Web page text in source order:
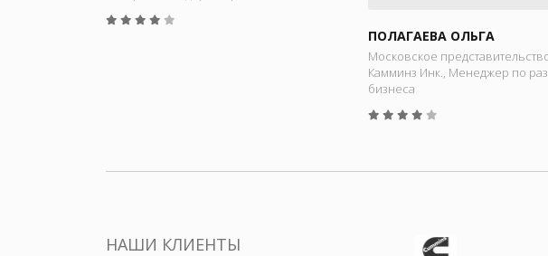
ПОЛАГАЕВА ОЛЬГА
Московское
Камминз Инк., Менеджер по
бизнеса
НАШИ КЛИЕНТЫ